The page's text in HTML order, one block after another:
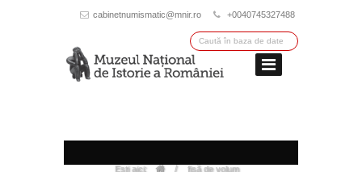
cabinetnumismatic@mnir.ro +0040745327488
Ești aici: / fișă de volum